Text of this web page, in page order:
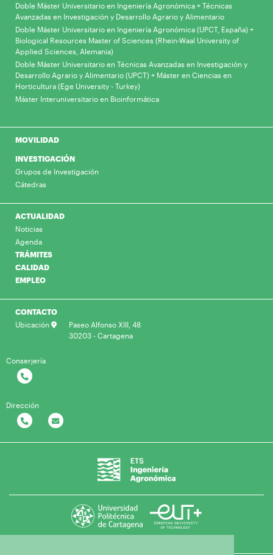
Doble Máster Universitario en Ingeniería Agronómica + Técnicas
Avanzadas en Investigación y Desarrollo Agrario y Alimentario
Doble Máster Universitario en Ingeniería Agronómica (UPCT, España) +
Biological Resources Master of Sciences (Rhein-Waal University of
Applied Sciences, Alemania)
Doble Máster Universitario en Técnicas Avanzadas en Investigación y
Desarrollo Agrario y Alimentario (UPCT) + Máster en Ciencias en
Horticultura (Ege University - Turkey)
Máster Interuniversitario en Bioinformática
MOVILIDAD
INVESTIGACIÓN
Grupos de Investigación
Cátedras
ACTUALIDAD
Noticias
Agenda
TRÁMITES
CALIDAD
EMPLEO
CONTACTO
Ubicación
Paseo Alfonso XIII, 48
30203 - Cartagena
Conserjería
Dirección